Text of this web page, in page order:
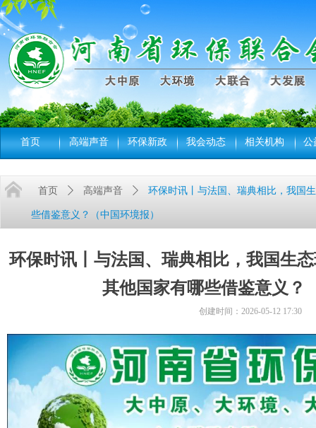
首页 高端声音 环保新政 我会动态 相关机构 公
环保时讯丨与法国、瑞典相比，我国生
其他国家有哪些借鉴意义？
首页 ꄲ 高端声音 ꄲ 环保时讯丨与法国、瑞典相比，我国
些借鉴意义？（中国环境报）
创建时间： 2026-05-12 17:30